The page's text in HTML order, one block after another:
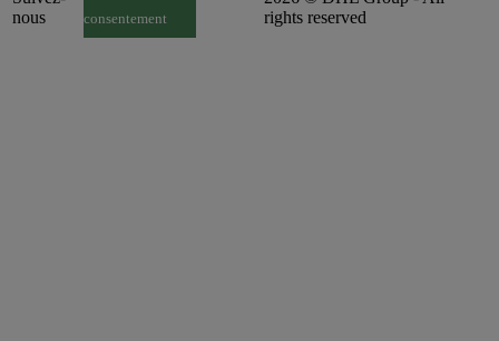
nous
consentement
rights reserved